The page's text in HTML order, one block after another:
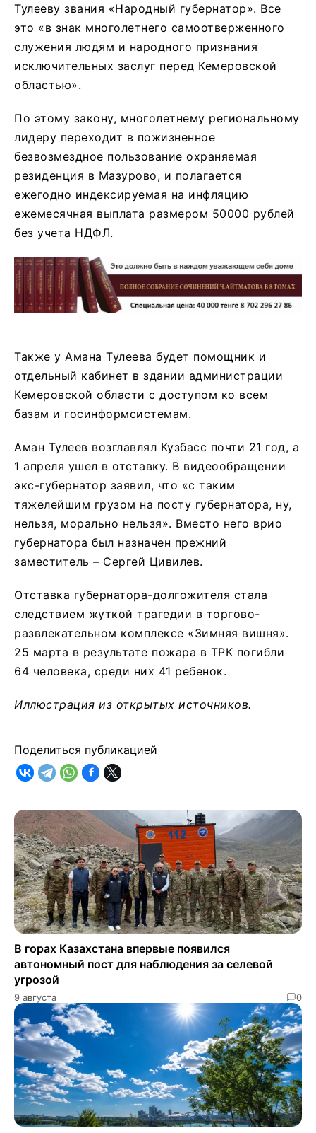
Тулееву звания «Народный губернатор». Все
это «в знак многолетнего самоотверженного
служения людям и народного признания
исключительных заслуг перед Кемеровской
областью».
По этому закону, многолетнему региональному
лидеру переходит в пожизненное
безвозмездное пользование охраняемая
резиденция в Мазурово, и полагается
ежегодно индексируемая на инфляцию
ежемесячная выплата размером 50000 рублей
без учета НДФЛ.
Также у Амана Тулеева будет помощник и
отдельный кабинет в здании администрации
Кемеровской области с доступом ко всем
базам и госинформсистемам.
Аман Тулеев возглавлял Кузбасс почти 21 год, а
1 апреля ушел в отставку. В видеообращении
экс-губернатор заявил, что «с таким
тяжелейшим грузом на посту губернатора, ну,
нельзя, морально нельзя». Вместо него врио
губернатора был назначен прежний
заместитель – Сергей Цивилев.
Отставка губернатора-долгожителя стала
следствием жуткой трагедии в торгово-
развлекательном комплексе «Зимняя вишня».
25 марта в результате пожара в ТРК погибли
64 человека, среди них 41 ребенок.
Иллюстрация из открытых источников.
Поделиться публикацией
В горах Казахстана впервые появился
автономный пост для наблюдения за селевой
угрозой
9 августа 0